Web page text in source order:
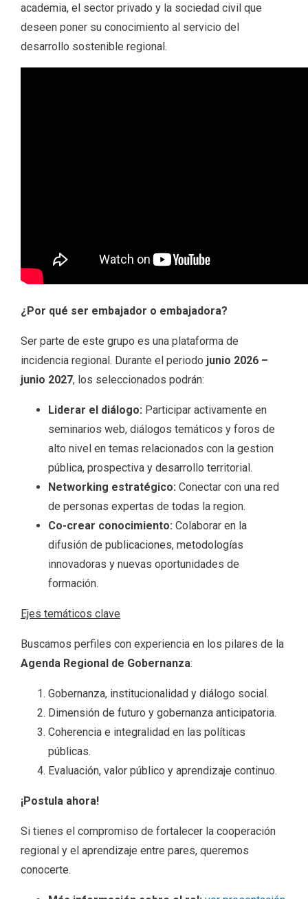
academia, el sector privado y la sociedad civil que
deseen poner su conocimiento al servicio del
desarrollo sostenible regional.
¿Por qué ser embajador o embajadora?
Ser parte de este grupo es una plataforma de
incidencia regional. Durante el periodo junio 2026 –
junio 2027, los seleccionados podrán:
Liderar el diálogo: Participar activamente en
seminarios web, diálogos temáticos y foros de
alto nivel en temas relacionados con la gestion
pública, prospectiva y desarrollo territorial.
Networking estratégico: Conectar con una red
de personas expertas de todas la region.
Co-crear conocimiento: Colaborar en la
difusión de publicaciones, metodologías
innovadoras y nuevas oportunidades de
formación.
Ejes temáticos clave
Buscamos perfiles con experiencia en los pilares de la
Agenda Regional de Gobernanza:
Gobernanza, institucionalidad y diálogo social.
Dimensión de futuro y gobernanza anticipatoria.
Coherencia e integralidad en las políticas
públicas.
Evaluación, valor público y aprendizaje continuo.
¡Postula ahora!
Si tienes el compromiso de fortalecer la cooperación
regional y el aprendizaje entre pares, queremos
conocerte.